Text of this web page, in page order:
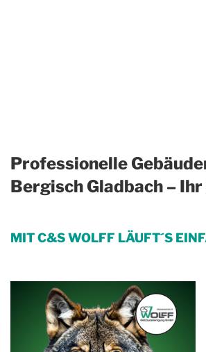
Professionelle
Bergisch Gladbach –
MIT C&S WOLFF LÄUFT´S